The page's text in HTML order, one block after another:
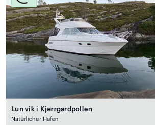
Lun vik i Kjerrgardpollen
Natürlicher Hafen